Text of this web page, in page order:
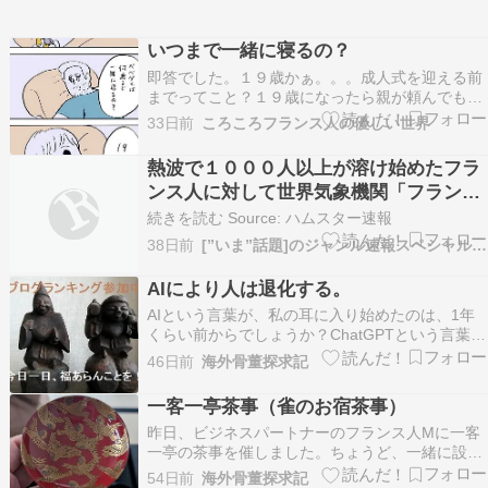
いつまで一緒に寝るの？
即答でした。１９歳かぁ。。。成人式を迎える前
までってこと？１９歳になったら親が頼んでも一
緒に寝てくれないだろうな。。１９歳のベベダモ
はどんな青年になっているだろうか。とりあえず
一人で寝れるだけ自立してて欲しいもので
す。。。赤ちゃんの時の寝かしつけは大変だった
けど可愛かった 過去作…
33日前 ころころフランス人の優しい世界
熱波で１０００人以上が溶け始めたフラ
ンス人に対して世界気象機関「フランス
人はこの暑さに慣れる必要があります」
エアコンの必要性は無いと主張
続きを読む Source: ハムスター速報
38日前
[”いま”話題]のジャンル速報スペシャルまとめ
AIにより人は退化する。
AIという言葉が、私の耳に入り始めたのは、1年
くらい前からでしょうか？ChatGPTという言葉が
出始め、ネットでも徐々に現れ始め、私も仕事な
どでAIを使うようになりはじめ、そして、最近で
は、誰もが当たり前のようにAIで検索すればと言
うようになりました。本当に急激な社会への浸透
です…
46日前 海外骨董探求記
一客一亭茶事（雀のお宿茶事）
昨日、ビジネスパートナーのフランス人Mに一客
一亭の茶事を催しました。ちょうど、一緒に設立
した会社の決算が終わった所で、そのお祝いを兼
54日前 海外骨董探求記